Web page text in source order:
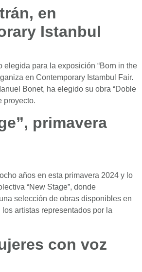
en
Istanbul
elegida para la exposición “Born in the
en Contemporary Istambul Fair.
Bonet, ha elegido su obra “Doble
proyecto.
primavera
años en esta primavera 2024 y lo
“New Stage”, donde
selección de obras disponibles en
artistas representados por la
con voz